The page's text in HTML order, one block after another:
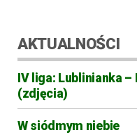
AKTUALNOŚCI
IV liga: Lublinianka
(zdjęcia)
W siódmym niebie